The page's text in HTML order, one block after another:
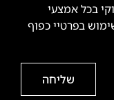
בכל אמצעי
בפרטיי כפוף
שליחה